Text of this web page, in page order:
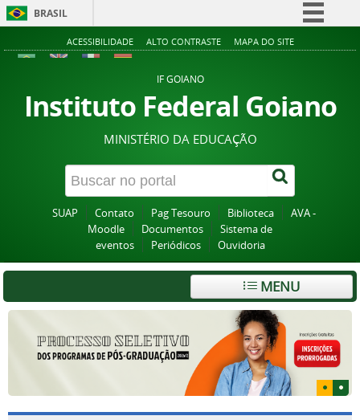
BRASIL
Simplifique!
Acesso à informação
Legislação
Canais
ACESSIBILIDADE ALTO CONTRASTE MAPA DO SITE
IF GOIANO
Instituto Federal Goiano
MINISTÉRIO DA EDUCAÇÃO
SUAP Contato Pag Tesouro Biblioteca
AVA -
Moodle
Documentos
Sistema de
eventos
Periódicos Ouvidoria
MENU